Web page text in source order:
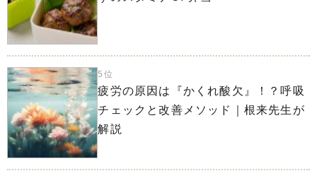
5位
疲労の原因は『かくれ酸欠』！？呼吸
チェックと改善メソッド｜根来先生が
解説